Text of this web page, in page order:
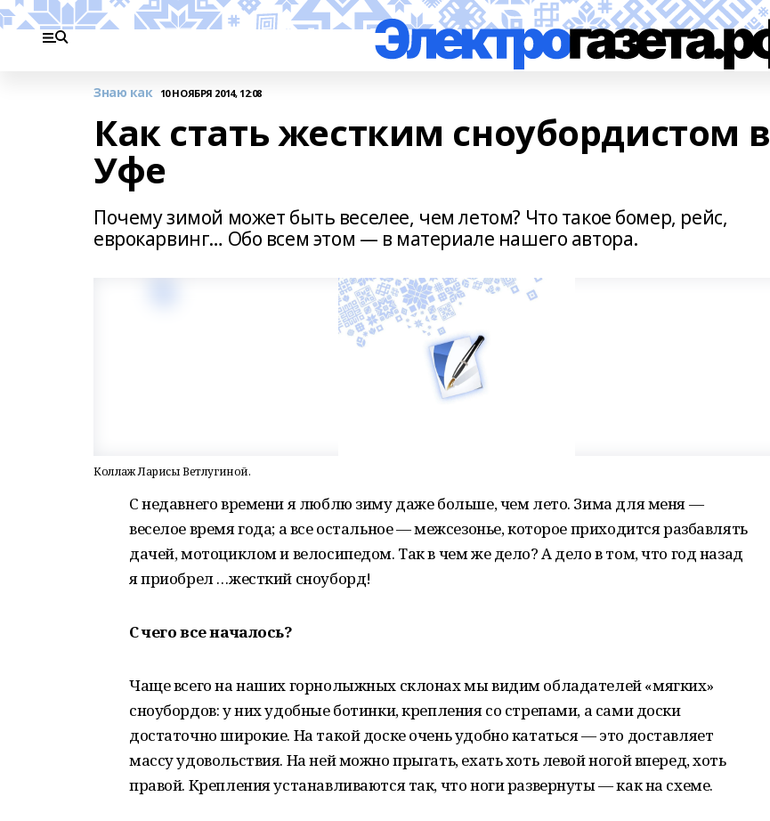
Знаю как 10 НОЯБРЯ 2014, 12:08
Как стать жестким сноубордистом в
Уфе
Почему зимой может быть веселее, чем летом? Что такое бомер, рейс,
еврокарвинг… Обо всем этом — в материале нашего автора.
Коллаж Ларисы Ветлугиной.
С недавнего времени я люблю зиму даже больше, чем лето. Зима для меня —
веселое время года; а все остальное — межсезонье, которое приходится разбавлять
дачей, мотоциклом и велосипедом. Так в чем же дело? А дело в том, что год назад
я приобрел …жесткий сноуборд!
С чего все началось?
Чаще всего на наших горнолыжных склонах мы видим обладателей «мягких»
сноубордов: у них удобные ботинки, крепления со стрепами, а сами доски
достаточно широкие. На такой доске очень удобно кататься — это доставляет
массу удовольствия. На ней можно прыгать, ехать хоть левой ногой вперед, хоть
правой. Крепления устанавливаются так, что ноги развернуты — как на схеме.